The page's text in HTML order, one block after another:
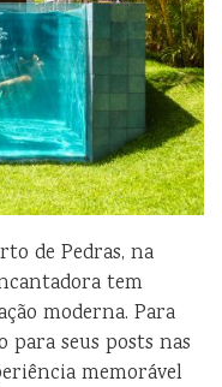
de Pedras, na
tem
moderna. Para
para seus posts nas
memorável